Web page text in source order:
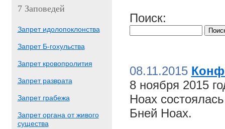
7 Заповедей
Запрет идолопоклонства
Запрет Б-гохульства
Запрет кровопролития
Запрет разврата
Запрет грабежа
Запрет органа от живого
существа
Поиск:
08.11.2015
8 ноября 2015
Ноах
Бней Ноах.